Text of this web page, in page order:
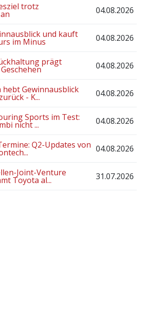
trotz 04.08.2026
und kauft
im Minus 04.08.2026
prägt 04.08.2026
hebt Gewinnausblick
- K... 04.08.2026
Sports im Test:
nicht ... 04.08.2026
Q2-Updates von 04.08.2026
Joint-Venture
Toyota al... 31.07.2026